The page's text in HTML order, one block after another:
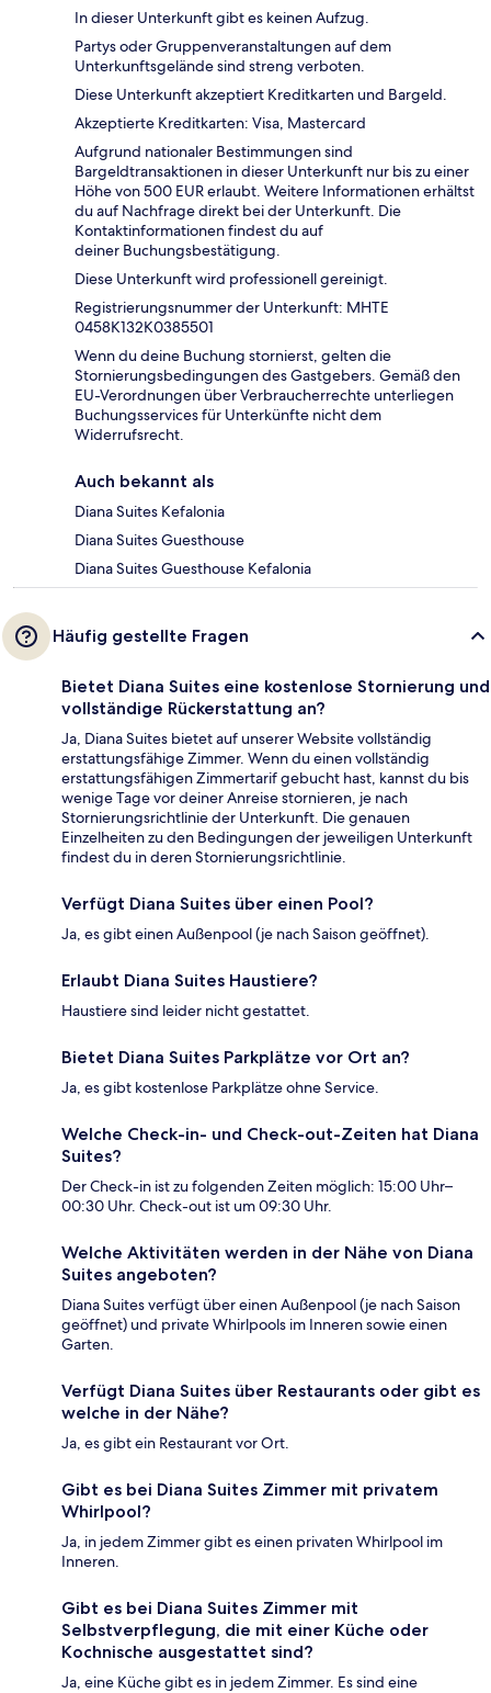
In dieser Unterkunft gibt es keinen Aufzug.
Partys oder Gruppenveranstaltungen auf dem
Unterkunftsgelände sind streng verboten.
Diese Unterkunft akzeptiert Kreditkarten und Bargeld.
Akzeptierte Kreditkarten: Visa, Mastercard
Aufgrund nationaler Bestimmungen sind
Bargeldtransaktionen in dieser Unterkunft nur bis zu einer
Höhe von 500 EUR erlaubt. Weitere Informationen erhältst
du auf Nachfrage direkt bei der Unterkunft. Die
Kontaktinformationen findest du auf
deiner Buchungsbestätigung.
Diese Unterkunft wird professionell gereinigt.
Registrierungsnummer der Unterkunft: MHTE
0458K132K0385501
Wenn du deine Buchung stornierst, gelten die
Stornierungsbedingungen des Gastgebers. Gemäß den
EU-Verordnungen über Verbraucherrechte unterliegen
Buchungsservices für Unterkünfte nicht dem
Widerrufsrecht.
Auch bekannt als
Diana Suites Kefalonia
Diana Suites Guesthouse
Diana Suites Guesthouse Kefalonia
Häufig gestellte Fragen
Bietet Diana Suites eine kostenlose Stornierung und
vollständige Rückerstattung an?
Ja, Diana Suites bietet auf unserer Website vollständig
erstattungsfähige Zimmer. Wenn du einen vollständig
erstattungsfähigen Zimmertarif gebucht hast, kannst du bis
wenige Tage vor deiner Anreise stornieren, je nach
Stornierungsrichtlinie der Unterkunft. Die genauen
Einzelheiten zu den Bedingungen der jeweiligen Unterkunft
findest du in deren Stornierungsrichtlinie.
Verfügt Diana Suites über einen Pool?
Ja, es gibt einen Außenpool (je nach Saison geöffnet).
Erlaubt Diana Suites Haustiere?
Haustiere sind leider nicht gestattet.
Bietet Diana Suites Parkplätze vor Ort an?
Ja, es gibt kostenlose Parkplätze ohne Service.
Welche Check-in- und Check-out-Zeiten hat Diana
Suites?
Der Check-in ist zu folgenden Zeiten möglich: 15:00 Uhr–
00:30 Uhr. Check-out ist um 09:30 Uhr.
Welche Aktivitäten werden in der Nähe von Diana
Suites angeboten?
Diana Suites verfügt über einen Außenpool (je nach Saison
geöffnet) und private Whirlpools im Inneren sowie einen
Garten.
Verfügt Diana Suites über Restaurants oder gibt es
welche in der Nähe?
Ja, es gibt ein Restaurant vor Ort.
Gibt es bei Diana Suites Zimmer mit privatem
Whirlpool?
Ja, in jedem Zimmer gibt es einen privaten Whirlpool im
Inneren.
Gibt es bei Diana Suites Zimmer mit
Selbstverpflegung, die mit einer Küche oder
Kochnische ausgestattet sind?
Ja, eine Küche gibt es in jedem Zimmer. Es sind eine